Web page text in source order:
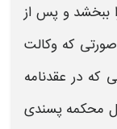
ببخشد و پس از
که وکالت
که در عقدنامه
محکمه پسندی